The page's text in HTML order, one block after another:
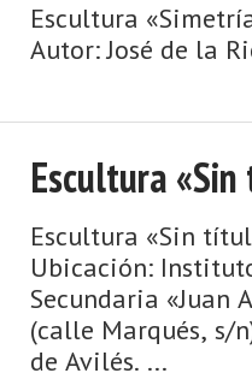
Escultura
Autor: José de la
Escultura
Escultura «Sin
Ubicación:
Secundaria «Juan
(calle Marqués, s/
de Avilés. ...